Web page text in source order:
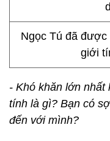
Ngọc Tú đã
giới
- Khó khăn lớn nhất
tính là gì? Bạn có
đến với mình?